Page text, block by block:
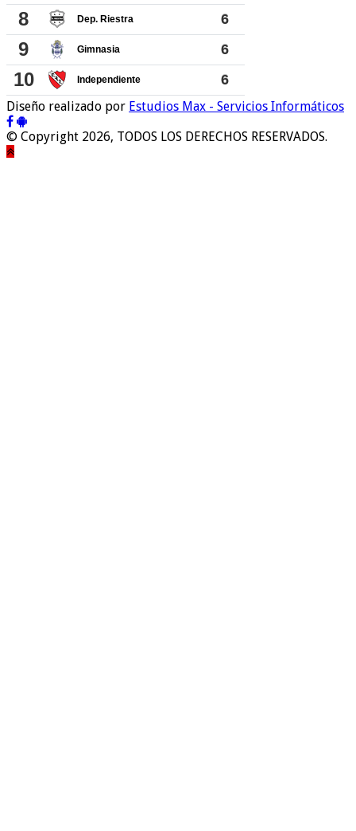
Diseño realizado por Estudios Max - Servicios Informáticos
© Copyright 2026, TODOS LOS DERECHOS RESERVADOS.